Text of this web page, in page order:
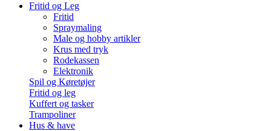
Fritid og Leg
Fritid
Spraymaling
Male og hobby artikler
Krus med tryk
Rodekassen
Elektronik
Spil og Køretøjer
Fritid og leg
Kuffert og tasker
Trampoliner
Hus & have